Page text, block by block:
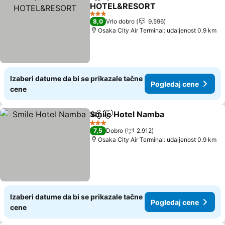
HOTEL&RESORT
Pogledaj cene
3 Zvezdice
8,0 Vrlo dobro
9.596
Osaka City Air Terminal: udaljenost 0.9 km
Izaberi datume da bi se prikazale tačne
cene
Pogledaj cene
Deli Dodati u favorite
Smile Hotel Namba
3 Zvezdice
7,5 Dobro
2.912
Osaka City Air Terminal: udaljenost 0.9 km
Izaberi datume da bi se prikazale tačne
cene
Pogledaj cene